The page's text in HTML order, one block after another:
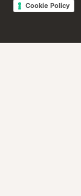
Cookie Policy